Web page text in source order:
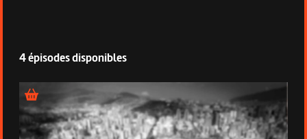
4 épisodes disponibles